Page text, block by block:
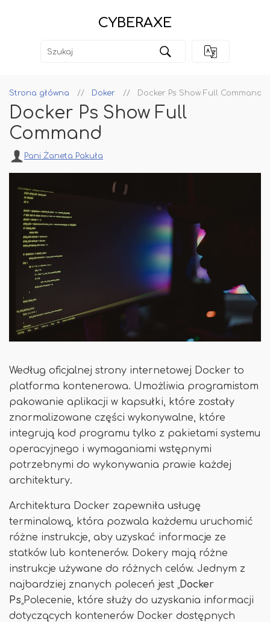
CYBERAXE
Strona główna Doker Docker Ps Show Full Command
Docker Ps Show Full
Command
Pani Żaneta Pakuła
Według oficjalnej strony internetowej Docker to
platforma kontenerowa. Umożliwia programistom
pakowanie aplikacji w kapsułki, które zostały
znormalizowane części wykonywalne, które
integrują kod programu tylko z pakietami systemu
operacyjnego i wymaganiami wstępnymi
potrzebnymi do wykonywania prawie każdej
architektury.
Architektura Docker zapewniła usługę
terminalową, która pozwala każdemu uruchomić
różne instrukcje, aby uzyskać informacje ze
statków lub kontenerów. Dokery mają różne
instrukcje używane do różnych celów. Jednym z
najbardziej znanych poleceń jest „Docker
Ps„Polecenie, które służy do uzyskania informacji
dotyczących kontenerów Docker dostępnych